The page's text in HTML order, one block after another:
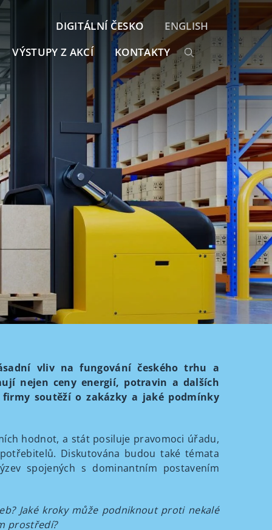
VÝSTUPY Z AKCÍ KONTAKTY
DIGITÁLNÍ ČESKO ENGLISH
vliv na fungování českého trhu a
nejen ceny energií, potravin a dalších
soutěží o zakázky a jaké podmínky
hodnot, a stát posiluje pravomoci úřadu,
Diskutována budou také témata
spojených s dominantním postavením
Jaké kroky může podniknout proti nekalé
prostředí?